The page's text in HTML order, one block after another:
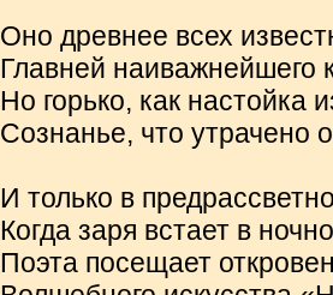
Оно древнее всех
Главней наиважнейшего
Но горько, как настойка
Сознанье, что утрачено
И только в
Когда заря встает в
Поэта посещает